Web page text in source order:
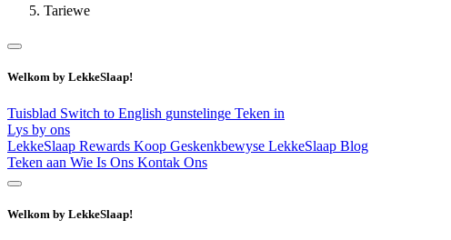
Tariewe
Welkom by LekkeSlaap!
Tuisblad Switch to English gunstelinge Teken in
Lys by ons
LekkeSlaap Rewards Koop Geskenkbewyse LekkeSlaap Blog
Teken aan Wie Is Ons Kontak Ons
Welkom by LekkeSlaap!